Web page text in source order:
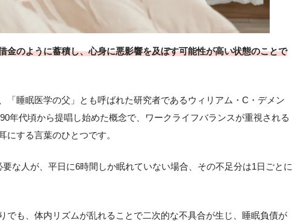
金のように蓄積し、心身に悪影響を及ぼす可能性が高い状態のことで
「睡眠医学の父」とも呼ばれた研究者であるウィリアム・C・デメン
年代頃から提唱し始めた概念で、ワークライフバランスが重視される
にする言葉のひとつです。
な人が、平日に6時間しか眠れていない場合、その不足分は1日ごとに
でも、体内リズムが乱れることで二次的な不具合が生じ、睡眠負債が